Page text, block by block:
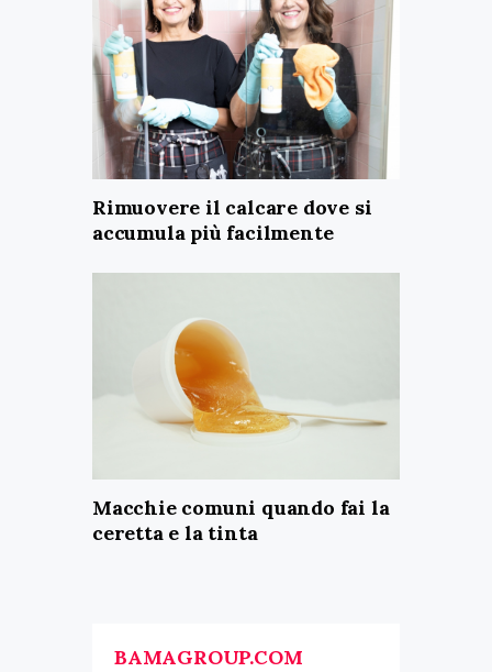
Rimuovere il calcare dove si
accumula più facilmente
Macchie comuni quando fai la
ceretta e la tinta
BAMAGROUP.COM